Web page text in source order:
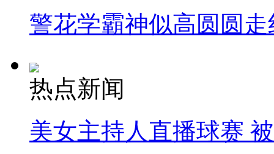
警花学霸神似高圆圆走
热点新闻
美女主持人直播球赛